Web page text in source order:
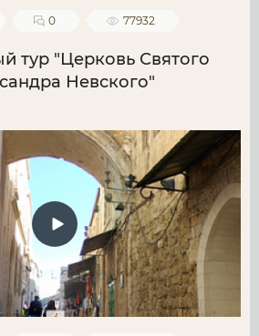
0 77932
тур "Церковь Святого
Невского"